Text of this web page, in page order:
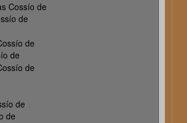
Cossío de
de
de
de
de
de
de